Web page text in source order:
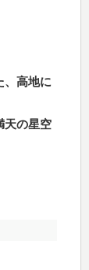
、高地に
天の星空